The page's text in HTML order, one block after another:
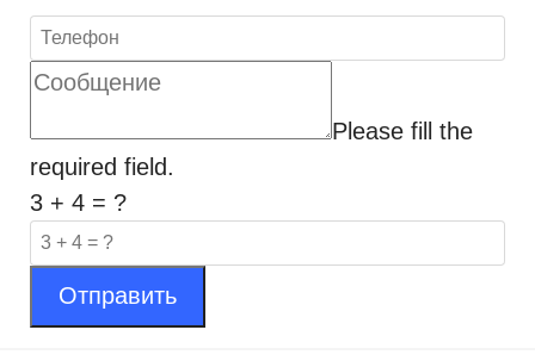
Please fill the
required field.
3 + 4 = ?
Отправить